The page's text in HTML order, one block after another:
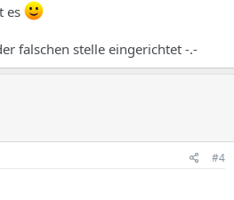
es
falschen stelle eingerichtet -.-
#4